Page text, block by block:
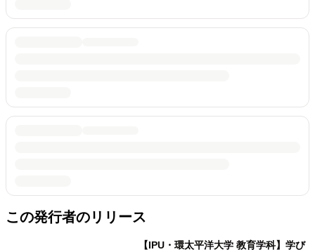
この発行者のリリース
【IPU・環太平洋大学 教育学科】学び